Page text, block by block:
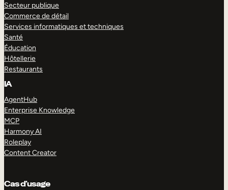
Secteur publique
Commerce de détail
Services informatiques et techniques
Santé
Éducation
Hôtellerie
Restaurants
IA
AgentHub
Enterprise Knowledge
MCP
Harmony AI
Roleplay
Content Creator
Cas d’usage